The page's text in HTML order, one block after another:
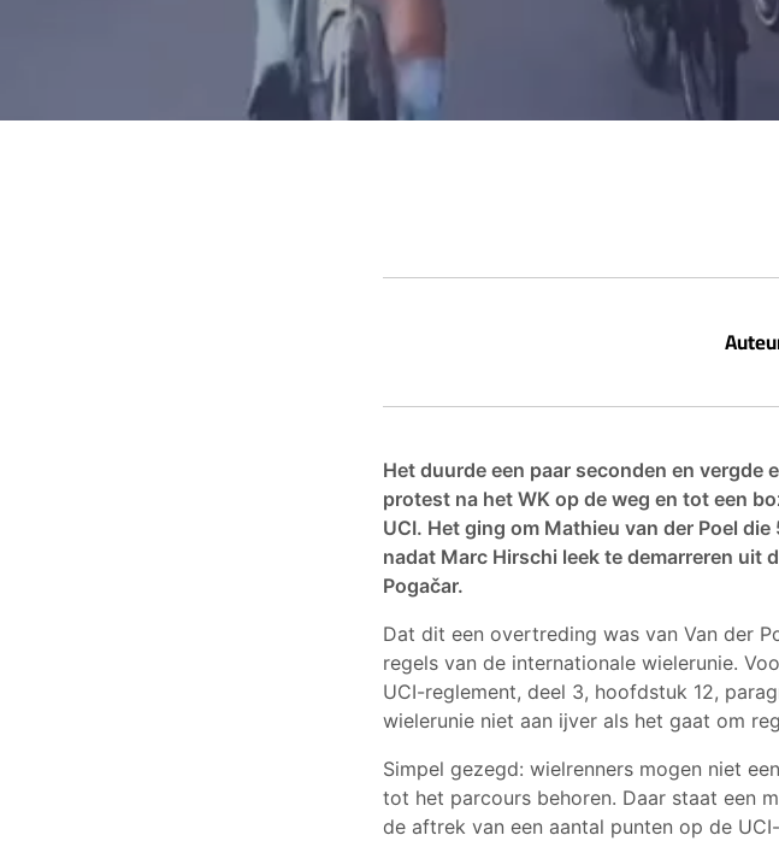
Het duurde een paar seconden en vergde
protest na het WK op de weg en tot een
UCI. Het ging om Mathieu van der Poel
nadat Marc Hirschi leek te demarreren uit
Pogačar.
Dat dit een overtreding was van Van der
regels van de internationale wielerunie.
UCI-reglement, deel 3, hoofdstuk 12,
wielerunie niet aan ijver als het gaat om
Simpel gezegd: wielrenners mogen niet
tot het parcours behoren. Daar staat een
de aftrek van een aantal punten op de